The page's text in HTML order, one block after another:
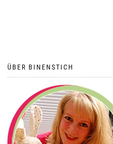
ÜBER BINENSTICH